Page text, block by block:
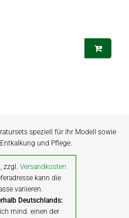
speziell für Ihr Modell sowie
und Pflege.
zzgl.Versandkosten
kann die
variieren.
Deutschlands:
mind. einen der